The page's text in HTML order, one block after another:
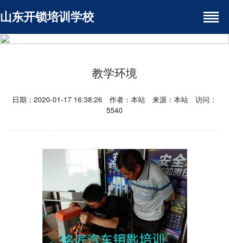
山东开锁培训学校
教学环境
日期：2020-01-17 16:38:26 作者：本站 来源：本站 访问：
5540